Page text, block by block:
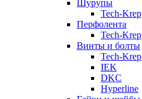
Шурупы
Tech-Krep
Перфолента
Tech-Krep
Винты и болты
Tech-Krep
IEK
DKC
Hyperline